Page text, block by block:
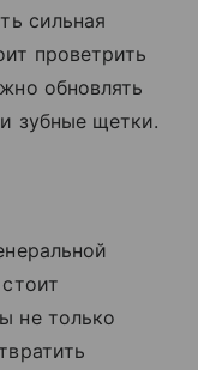
сильная
проветрить
обновлять
зубные щетки.
не только